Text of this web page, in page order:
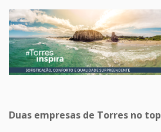
Duas empresas de Torres no